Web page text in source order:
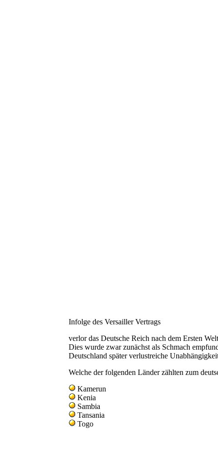
Infolge des Versailler Vertrags
verlor das Deutsche Reich nach dem Ersten
Dies wurde zwar zunächst als Schmach
Deutschland später verlustreiche
Welche der folgenden Länder zählten zum
Kamerun
Kenia
Sambia
Tansania
Togo